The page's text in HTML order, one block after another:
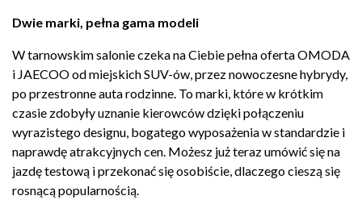
Dwie marki, pełna gama modeli
Wtarnowskim salonie czekana Ciebie pełnaoferta OMODA
i JAECOO odmiejskich SUV-ów, przeznowoczesne hybrydy,
poprzestronne auta rodzinne. To marki, którew krótkim
czasie zdobyły uznanie kierowców dziękipołączeniu
wyrazistegodesignu, bogategowyposażenia w standardzie i
naprawdęatrakcyjnych cen. Możesz już terazumówić się na
jazdę testową i przekonać sięosobiście, dlaczego ciesząsię
rosnącąpopularnością.